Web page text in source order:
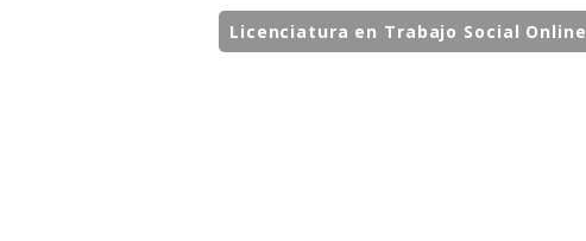
Licenciatura en Trabajo Social Online